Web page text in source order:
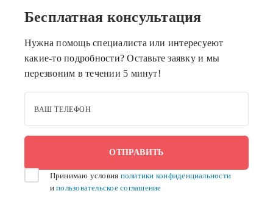
Бесплатная консультация
Нужна помощь специалиста или интересуеют
какие-то подробности? Оставьте заявку и мы
перезвоним в течении 5 минут!
ВАШ ТЕЛЕФОН
Принимаю условия политики конфиденциальности
ипользовательское соглашение